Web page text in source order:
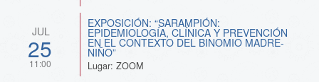
JUL
25
11:00
EXPOSICIÓN: “SARAMPIÓN:
EPIDEMIOLOGÍA, CLÍNICA Y PREVENCIÓN
EN EL CONTEXTO DEL BINOMIO MADRE-
NIÑO”
Lugar: ZOOM